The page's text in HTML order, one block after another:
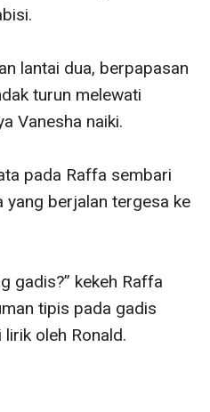
lantai dua, berpapasan
turun melewati
Vanesha naiki.
pada Raffa sembari
yang berjalan tergesa ke
gadis?” kekeh Raffa
tipis pada gadis
oleh Ronald.